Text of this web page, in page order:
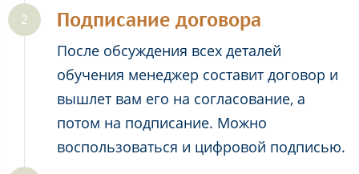
Подписание договора
После обсуждения всех деталей
обучения менеджер составит договор и
вышлет вам его на согласование, а
потом на подписание. Можно
воспользоваться и цифровой подписью.